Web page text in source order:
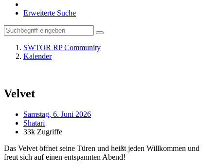
Erweiterte Suche
SWTOR RP Community
Kalender
Velvet
Samstag, 6. Juni 2026
Shatari
33k Zugriffe
Das Velvet öffnet seine Türen und heißt jeden Willkommen und
freut sich auf einen entspannten Abend!